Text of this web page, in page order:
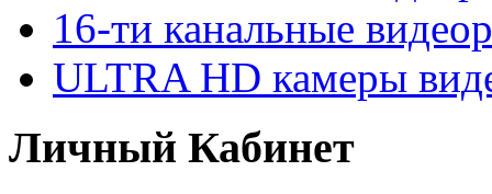
16-ти канальные
ULTRA HD камеры
Личный Кабинет